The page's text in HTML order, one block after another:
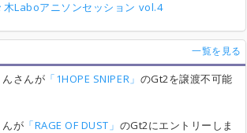
木Laboアニソンセッション vol.4
一覧を見る
さんが 「1HOPE SNIPER」 のGt2を譲渡不可能
が 「RAGE OF DUST」 のGt2にエントリーしま